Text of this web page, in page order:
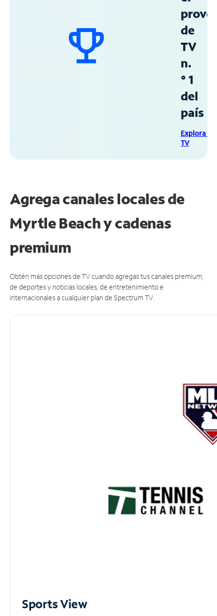
de
TV
n.
° 1
del
país
Explora
TV
Agrega canales locales de
Myrtle Beach y cadenas
premium
Obtén más opciones de TV cuando agregas tus canales premium,
de deportes y noticias locales, de entretenimiento e
internacionales a cualquier plan de Spectrum TV.
Sports View